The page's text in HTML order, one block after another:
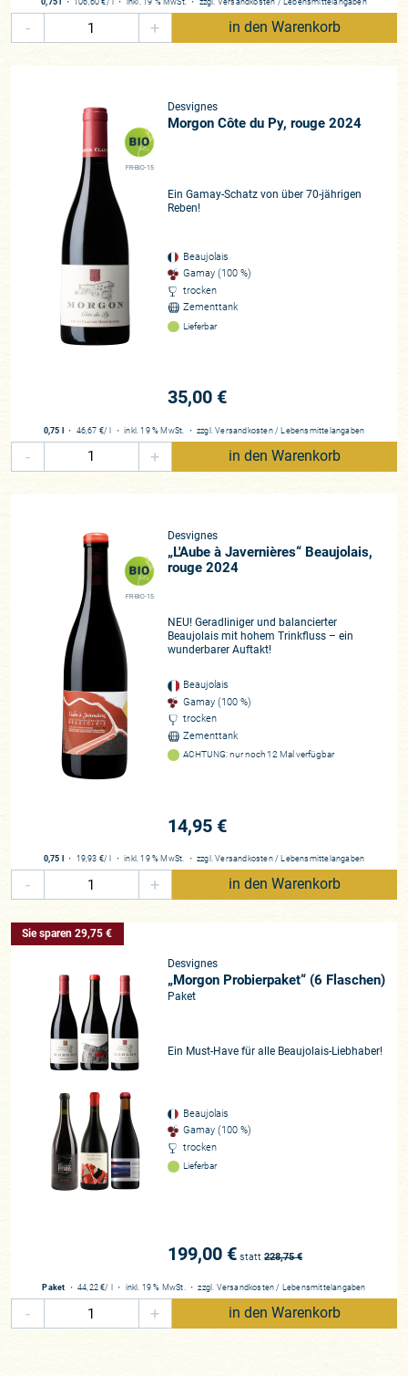
0,75 l ・ 106,60 €/ l ・ inkl. 19 % MwSt. ・ zzgl. Versandkosten / Lebensmittelangaben
- + in den Warenkorb
FR-BIO-15
Desvignes
Morgon Côte du Py, rouge 2024
Ein Gamay-Schatz von über 70-jährigen
Reben!
Beaujolais
Gamay (100 %)
trocken
Zementtank
Lieferbar
35,00 €
0,75 l ・ 46,67 €/ l ・inkl. 19 % MwSt. ・ zzgl.Versandkosten / Lebensmittelangaben
- + in den Warenkorb
FR-BIO-15
Desvignes
„L'Aube à Javernières“ Beaujolais,
rouge 2024
NEU! Geradliniger und balancierter
Beaujolais mit hohem Trinkfluss – ein
wunderbarer Auftakt!
Beaujolais
Gamay (100 %)
trocken
Zementtank
ACHTUNG: nur noch 12 Mal verfügbar
14,95 €
0,75 l ・ 19,93 €/ l ・inkl. 19 % MwSt. ・ zzgl.Versandkosten / Lebensmittelangaben
- + in den Warenkorb
Sie sparen 29,75 €
Desvignes
„Morgon Probierpaket“ (6 Flaschen)
Paket
Ein Must-Have für alle Beaujolais-Liebhaber!
Beaujolais
Gamay (100 %)
trocken
Lieferbar
199,00 € statt 228,75€
Paket ・ 44,22 €/ l ・ inkl. 19 % MwSt. ・zzgl. Versandkosten / Lebensmittelangaben
- + in den Warenkorb